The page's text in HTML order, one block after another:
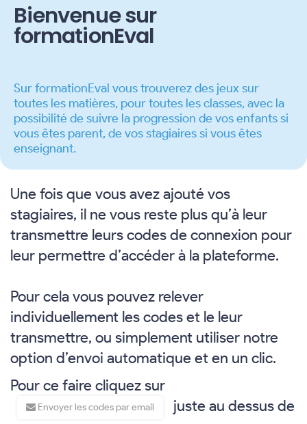
Bienvenue sur
formationEval
Sur formationEval vous trouverez des jeux sur
toutes les matières, pour toutes les classes, avec la
possibilité de suivre la progression de vos enfants si
vous êtes parent, de vos stagiaires si vous êtes
enseignant.
Une fois que vous avez ajouté vos
stagiaires, il ne vous reste plus qu’à leur
transmettre leurs codes de connexion pour
leur permettre d’accéder à la plateforme.
Pour cela vous pouvez relever
individuellement les codes et le leur
transmettre, ou simplement utiliser notre
option d’envoi automatique et en un clic.
Pour ce faire cliquez sur
Envoyer les codes par email
juste au dessus de